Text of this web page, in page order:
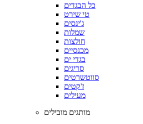
כל הבגדים
טי שירט
ג'ינסים
שמלות
חולצות
מכנסיים
בגדי ים
סריגים
סווטשרטים
ז'קטים
מעילים
מותגים מובילים